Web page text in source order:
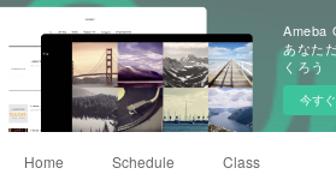
Ameba
あなた
くろう
今す
Home Schedule Class